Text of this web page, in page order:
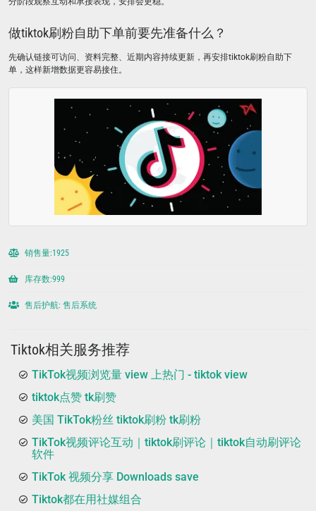
做tiktok刷粉自助下单前要先准备什么？
先确认链接可访问、资料完整、近期内容持续更新，再安排tiktok刷粉自助下
单，这样新增数据更容易接住。
销售量:1925
库存数:999
售后护航: 售后系统
Tiktok相关服务推荐
TikTok视频浏览量 view 上热门 - tiktok view
tiktok点赞 tk刷赞
美国 TikTok粉丝 tiktok刷粉 tk刷粉
TikTok视频评论互动｜tiktok刷评论｜tiktok自动刷评论
软件
TikTok 视频分享 Downloads save
Tiktok都在用社媒组合